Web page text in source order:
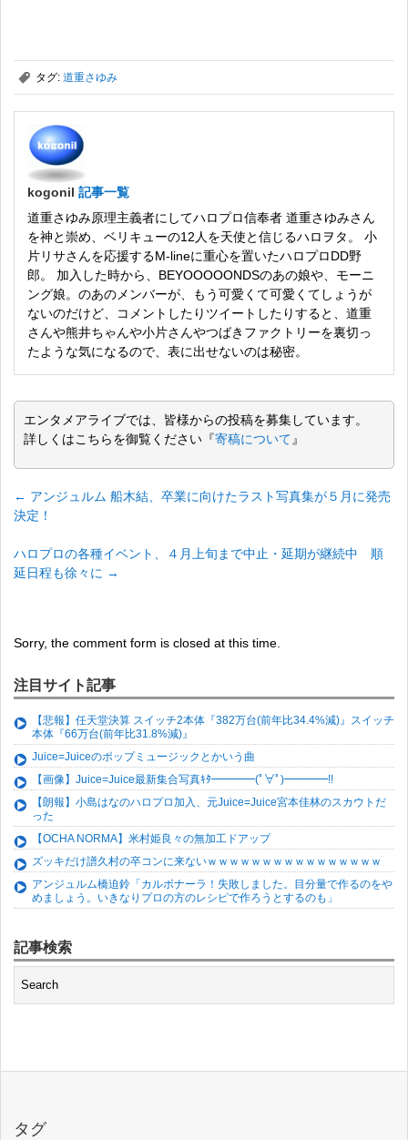
, タグ: 道重さゆみ
kogonil 記事一覧
道重さゆみ原理主義者にしてハロプロ信奉者 道重さゆみさん
を神と崇め、ベリキューの12人を天使と信じるハロヲタ。 小
片リサさんを応援するM-lineに重心を置いたハロプロDD野
郎。 加入した時から、BEYOOOOONDSのあの娘や、モーニ
ング娘。のあのメンバーが、もう可愛くて可愛くてしょうが
ないのだけど、コメントしたりツイートしたりすると、道重
さんや熊井ちゃんや小片さんやつばきファクトリーを裏切っ
たような気になるので、表に出せないのは秘密。
エンタメアライブでは、皆様からの投稿を募集しています。
詳しくはこちらを御覧ください『寄稿について 』
← アンジュルム 船木結、卒業に向けたラスト写真集が５月に発売
決定！
ハロプロの各種イベント、４月上旬まで中止・延期が継続中 順
延日程も徐々に →
Sorry, the comment form is closed at this time.
注目サイト記事
【悲報】任天堂決算 スイッチ2本体『382万台(前年比34.4%減)』スイッチ
本体『66万台(前年比31.8%減)』
Juice=Juiceのポップミュージックとかいう曲
【画像】Juice=Juice最新集合写真ｷﾀ━━━━(ﾟ∀ﾟ)━━━━!!
【朗報】小島はなのハロプロ加入、元Juice=Juice宮本佳林のスカウトだ
った
【OCHA NORMA】米村姫良々の無加工ドアップ
ズッキだけ譜久村の卒コンに来ないｗｗｗｗｗｗｗｗｗｗｗｗｗｗｗｗ
アンジュルム橋迫鈴「カルボナーラ！失敗しました。目分量で作るのをや
めましょう。いきなりプロの方のレシピで作ろうとするのも」
記事検索
タグ